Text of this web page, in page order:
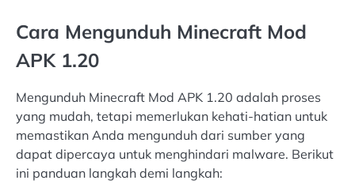
Cara Mengunduh Minecraft Mod
APK 1.20
Mengunduh Minecraft Mod APK 1.20 adalah proses
yang mudah, tetapi memerlukan kehati-hatian untuk
memastikan Anda mengunduh dari sumber yang
dapat dipercaya untuk menghindari malware. Berikut
ini panduan langkah demi langkah: